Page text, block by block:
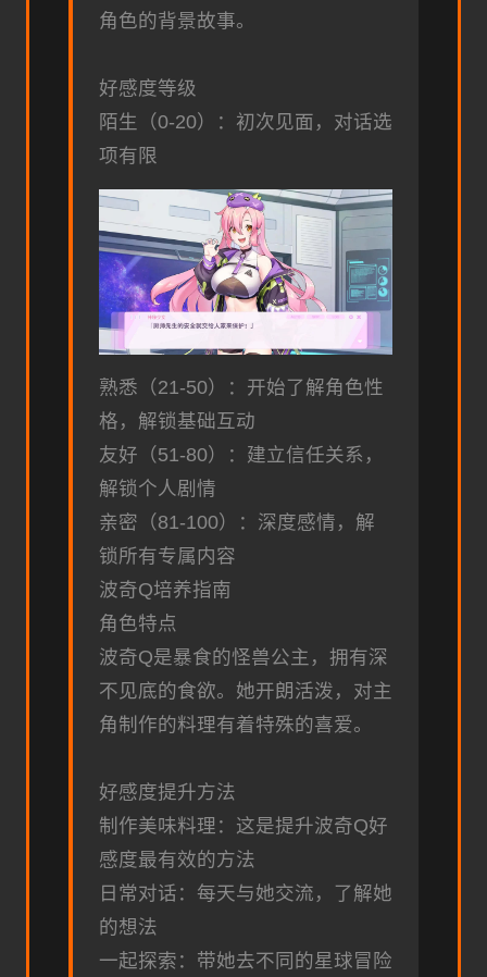
角色的背景故事。
好感度等级
陌生（0-20）：初次见面，对话选
项有限
熟悉（21-50）：开始了解角色性
格，解锁基础互动
友好（51-80）：建立信任关系，
解锁个人剧情
亲密（81-100）：深度感情，解
锁所有专属内容
波奇Q培养指南
角色特点
波奇Q是暴食的怪兽公主，拥有深
不见底的食欲。她开朗活泼，对主
角制作的料理有着特殊的喜爱。
好感度提升方法
制作美味料理：这是提升波奇Q好
感度最有效的方法
日常对话：每天与她交流，了解她
的想法
一起探索：带她去不同的星球冒险